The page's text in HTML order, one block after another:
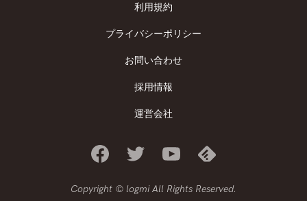
利用規約
プライバシーポリシー
お問い合わせ
採用情報
運営会社
Copyright © logmi All Rights Reserved.